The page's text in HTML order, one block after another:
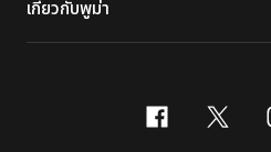
เกี่ยวกับพูม่า
x-